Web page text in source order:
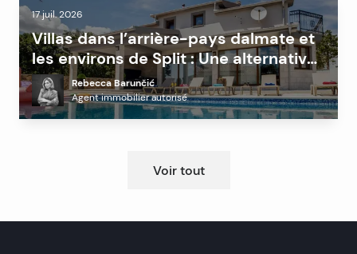
17 juil. 2026
Villas dans l’arrière-pays dalmate et
les environs de Split : Une alternative
rentable à la côte ?
Rebecca Barunčić
Agent immobilier autorisé
Voir tout